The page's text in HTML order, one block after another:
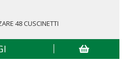
48 CUSCINETTI